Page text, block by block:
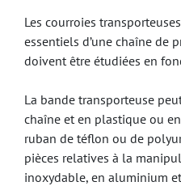
Les courroies
essentiels d’une chaîne de
doivent être étudiées en
La bande transporteuse
chaîne et en plastique ou
ruban de téflon ou de
pièces relatives à la
inoxydable, en aluminium